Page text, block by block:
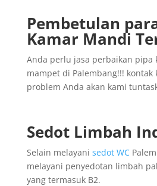
Pembetulan
Kamar Mandi
Anda perlu jasa perbaikan pipa
mampet di Palembang!!! kontak
problem Anda akan kami
Sedot Limbah
Selain melayani sedot WC
melayani penyedotan limbah
yang termasuk B2.